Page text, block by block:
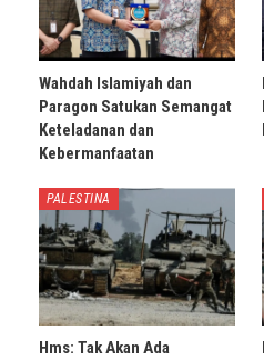
Wahdah Islamiyah dan
Paragon Satukan Semangat
Keteladanan dan
Kebermanfaatan
PALESTINA
Hms: Tak Akan Ada